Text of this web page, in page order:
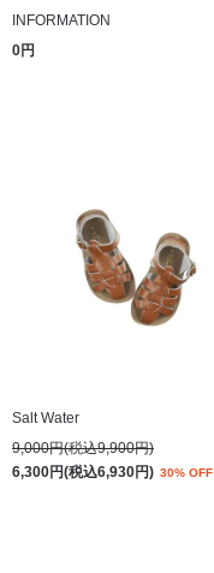
INFORMATION
0円
Salt Water
9,000円(税込9,900円)
6,300円(税込6,930円) 30% OFF